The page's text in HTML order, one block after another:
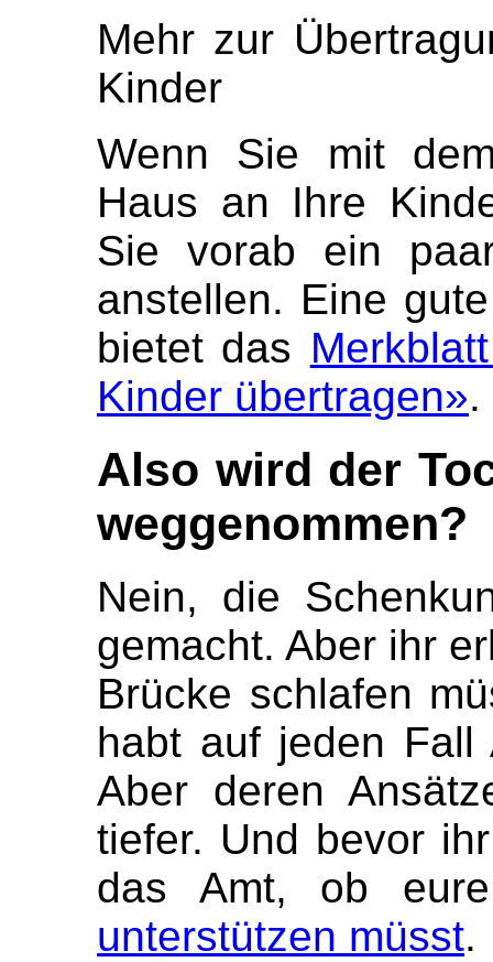
Mehr zur
Kinder
Wenn Sie mit
Haus an Ihre
Sie vorab ein
anstellen. Eine
bietet das
Kinder übertragen».
Also wird der
weggenommen?
Nein, die
gemacht. Aber ihr
Brücke schlafen
habt auf jeden Fall
Aber deren
tiefer. Und bevor
das Amt, ob
unterstützen müsst.